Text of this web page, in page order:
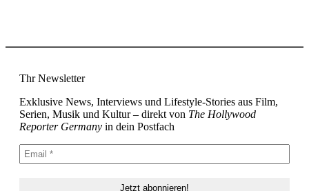
Thr Newsletter
Exklusive News, Interviews und Lifestyle-Stories aus Film,
Serien, Musik und Kultur – direkt von The Hollywood
Reporter Germany in dein Postfach